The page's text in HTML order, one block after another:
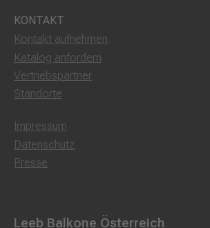
KONTAKT
Kontakt aufnehmen
Katalog anfordern
Vertriebspartner
Standorte
Impressum
Datenschutz
Presse
Leeb Balkone Österreich